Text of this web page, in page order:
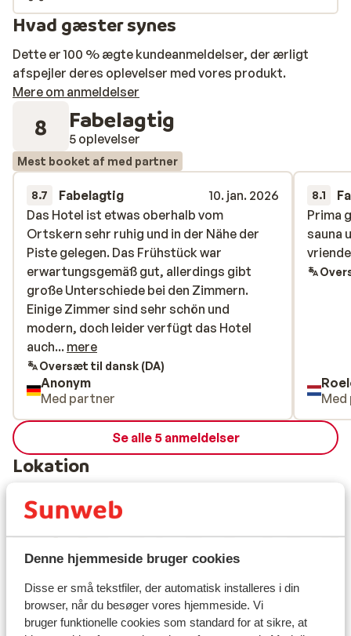
Denne hjemmeside bruger cookies
Disse er små tekstfiler, der automatisk installeres i din
browser, når du besøger vores hjemmeside. Vi
bruger funktionelle cookies som standard for at sikre, at
Hvad gæster synes
Dette er 100 % ægte kundeanmeldelser, der ærligt
afspejler deres oplevelser med vores produkt.
Mere om anmeldelser
8 Fabelagtig
5 oplevelser
Mest booket af med partner
8.7 Fabelagtig
10. jan. 2026
Das Hotel ist etwas oberhalb vom
Ortskern sehr ruhig und in der Nähe der
Piste gelegen. Das Frühstück war
erwartungsgemäß gut, allerdings gibt
große Unterschiede bei den Zimmern.
Einige Zimmer sind sehr schön und
modern, doch leider verfügt das Hotel
auch über ältere Zimmer, die nicht dem
beschriebenen Standard entsprechen.
Das Hotel ist etwas oberhalb vom
Ortskern sehr ruhig und in der Nähe der
Piste gelegen. Das Frühstück war
erwartungsgemäß gut, allerdings gibt
große Unterschiede bei den Zimmern.
Einige Zimmer sind sehr schön und
modern, doch leider verfügt das Hotel
auch... mere
Oversæt til dansk (DA)
Anonym
Med partner
8.1
Prima
sauna
Prima
sauna
Se alle 5 anmeldelser
Lokation
Se på kort